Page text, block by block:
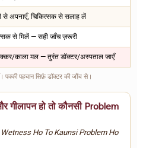
से अपनाएँ, चिकित्सक से सलाह लें
से मिलें — सही जाँच ज़रूरी
काला मल — तुरंत डॉक्टर/अस्पताल जाएँ
पहचान सिर्फ़ डॉक्टर की जाँच से।
गीलापन हो तो कौनसी Problem
Ho To Kaunsi Problem Ho